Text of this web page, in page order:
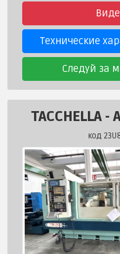
Технические
Следуй за
TACCHELLA -
код